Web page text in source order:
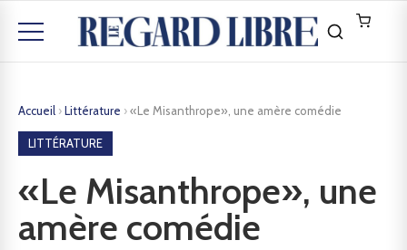
Accueil ›Littérature ›«Le Misanthrope», une amère comédie
LITTÉRATURE
«Le Misanthrope», une
amère comédie